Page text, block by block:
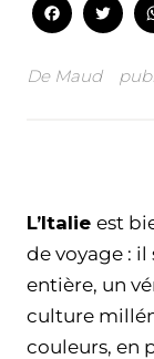
De Maud
L’Italie est
de voyage : il
entière, un
culture
couleurs, en